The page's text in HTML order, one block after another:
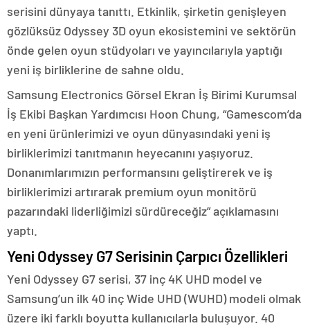
serisini dünyaya tanıttı. Etkinlik, şirketin genişleyen
gözlüksüz Odyssey 3D oyun ekosistemini ve sektörün
önde gelen oyun stüdyoları ve yayıncılarıyla yaptığı
yeni iş birliklerine de sahne oldu.
Samsung Electronics Görsel Ekran İş Birimi Kurumsal
İş Ekibi Başkan Yardımcısı Hoon Chung, “Gamescom’da
en yeni ürünlerimizi ve oyun dünyasındaki yeni iş
birliklerimizi tanıtmanın heyecanını yaşıyoruz.
Donanımlarımızın performansını geliştirerek ve iş
birliklerimizi artırarak premium oyun monitörü
pazarındaki liderliğimizi sürdüreceğiz” açıklamasını
yaptı.
Yeni Odyssey G7 Serisinin Çarpıcı Özellikleri
Yeni Odyssey G7 serisi, 37 inç 4K UHD model ve
Samsung’un ilk 40 inç Wide UHD (WUHD) modeli olmak
üzere iki farklı boyutta kullanıcılarla buluşuyor. 40